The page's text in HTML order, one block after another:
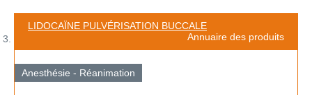
LIDOCAÏNE PULVÉRISATION BUCCALE
Annuaire des produits
Anesthésie - Réanimation